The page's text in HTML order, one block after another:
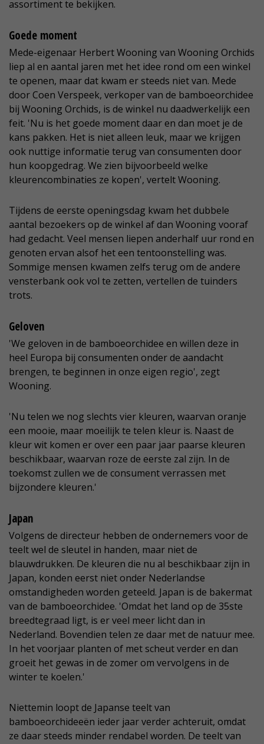
assortiment te bekijken.
Goede moment
Mede-eigenaar Herbert Wooning van Wooning Orchids
liep al en aantal jaren met het idee rond om een winkel
te openen, maar dat kwam er steeds niet van. Mede
door Coen Verspeek, verkoper van de bamboeorchidee
bij Wooning Orchids, is de winkel nu daadwerkelijk een
feit. 'Nu is het goede moment daar en dan moet je de
kans pakken. Het is niet alleen leuk, maar we krijgen
ook nuttige informatie terug van consumenten door
hun koopgedrag. We zien bijvoorbeeld welke
kleurencombinaties ze kopen', vertelt Wooning.
Tijdens de eerste openingsdag kwam het dubbele
aantal bezoekers op de winkel af dan Wooning vooraf
had gedacht. Veel mensen liepen anderhalf uur rond en
genoten ervan alsof het een tentoonstelling was.
Sommige mensen kwamen zelfs terug om de andere
vensterbank ook vol te zetten, vertellen de tuinders
trots.
Geloven
'We geloven in de bamboeorchidee en willen deze in
heel Europa bij consumenten onder de aandacht
brengen, te beginnen in onze eigen regio', zegt
Wooning.
'Nu telen we nog slechts vier kleuren, waarvan oranje
een mooie, maar moeilijk te telen kleur is. Naast de
kleur wit komen er over een paar jaar paarse kleuren
beschikbaar, waarvan roze de eerste zal zijn. In de
toekomst zullen we de consument verrassen met
bijzondere kleuren.'
Japan
Volgens de directeur hebben de ondernemers voor de
teelt wel de sleutel in handen, maar niet de
blauwdrukken. De kleuren die nu al beschikbaar zijn in
Japan, konden eerst niet onder Nederlandse
omstandigheden worden geteeld. Japan is de bakermat
van de bamboeorchidee. 'Omdat het land op de 35ste
breedtegraad ligt, is er veel meer licht dan in
Nederland. Bovendien telen ze daar met de natuur mee.
In het voorjaar planten of met scheut verder en dan
groeit het gewas in de zomer om vervolgens in de
winter te koelen.'
Niettemin loopt de Japanse teelt van
bamboeorchideeën ieder jaar verder achteruit, omdat
ze daar steeds minder rendabel worden. De teelt van